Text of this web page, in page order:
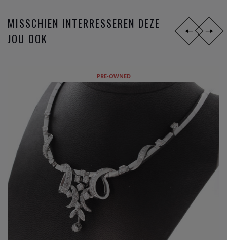
MISSCHIEN INTERRESSEREN DEZE
JOU OOK
PRE-OWNED